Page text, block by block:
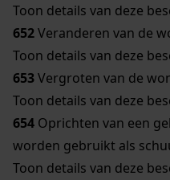
Toon details van deze
652Veranderen van de
Toon details van deze
653Vergroten van de
Toon details van deze
654 Oprichten van een
worden gebruikt als
Toon details van deze